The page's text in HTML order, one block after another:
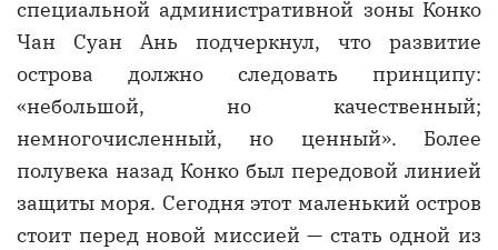
специальной административной зоны Конко
Чан Суан Ань подчеркнул, что развитие
острова должно следовать принципу:
«небольшой, но качественный;
немногочисленный, но ценный». Более
полувека назад Конко был передовой линией
защиты моря. Сегодня этот маленький остров
стоит перед новой миссией — стать одной из